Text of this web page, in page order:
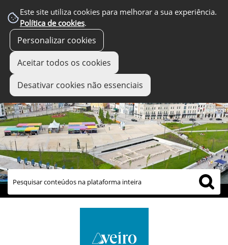
Este site utiliza cookies para melhorar a sua experiência.
Política de cookies.
Personalizar cookies
Aceitar todos os cookies
Desativar cookies não essenciais
links úteis